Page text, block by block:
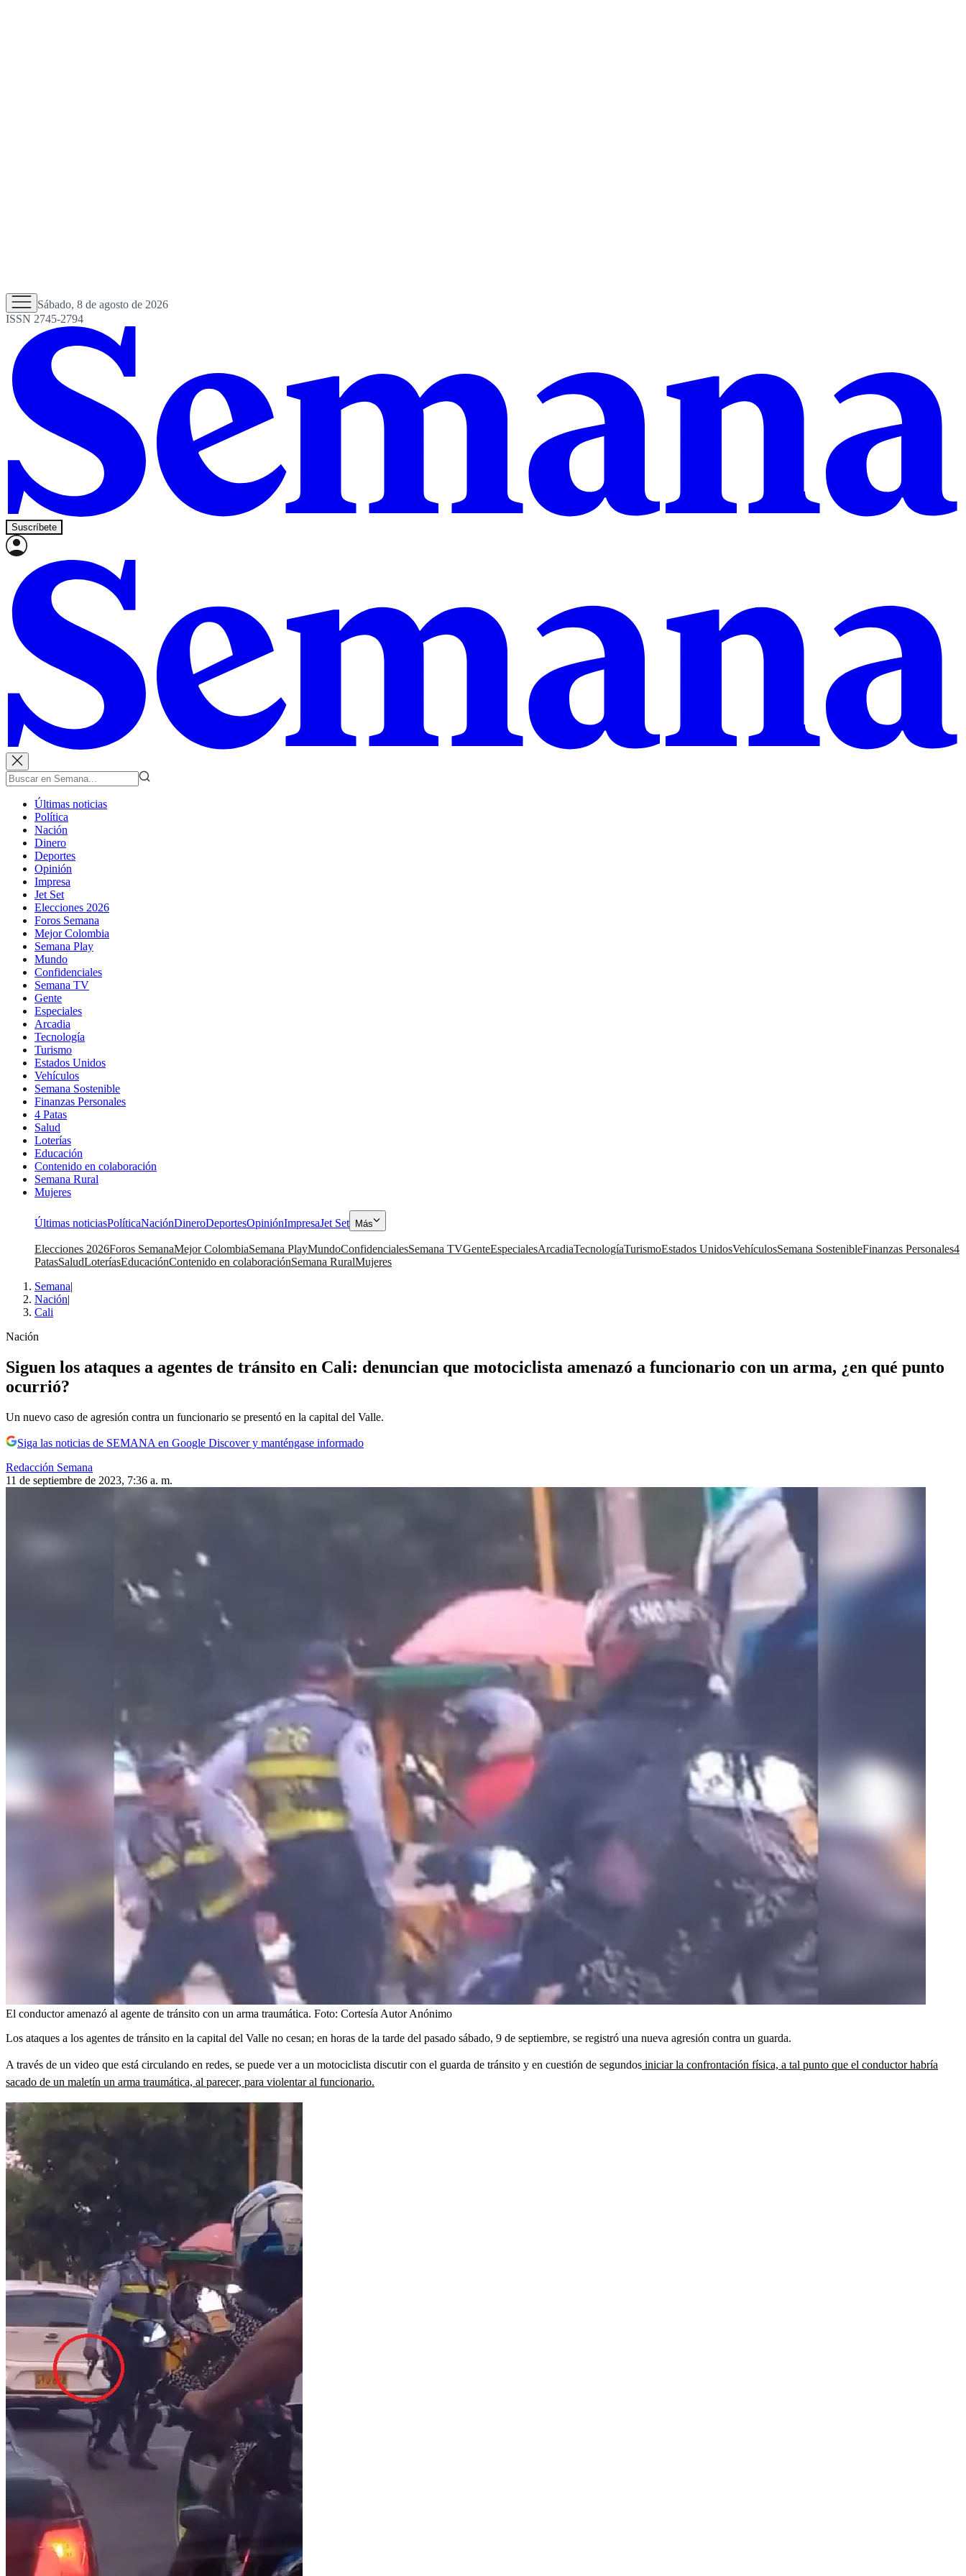
Sábado, 8 de agosto de 2026
ISSN 2745-2794
Suscríbete
Últimas noticias
Política
Nación
Dinero
Deportes
Opinión
Impresa
Jet Set
Elecciones 2026
Foros Semana
Mejor Colombia
Semana Play
Mundo
Confidenciales
Semana TV
Gente
Especiales
Arcadia
Tecnología
Turismo
Estados Unidos
Vehículos
Semana Sostenible
Finanzas Personales
4 Patas
Salud
Loterías
Educación
Contenido en colaboración
Semana Rural
Mujeres
Últimas noticiasPolíticaNaciónDineroDeportesOpiniónImpresaJet Set Más
Elecciones 2026Foros SemanaMejor ColombiaSemana PlayMundoConfidencialesSemana TVGenteEspecialesArcadiaTecnologíaTurismoEstados UnidosVehículosSemana SostenibleFinanzas Personales4
PatasSaludLoteríasEducaciónContenido en colaboraciónSemana RuralMujeres
Semana|
Nación|
Cali
Nación
Siguen los ataques a agentes de tránsito en Cali: denuncian que motociclista amenazó a funcionario con un arma, ¿en qué punto
ocurrió?
Un nuevo caso de agresión contra un funcionario se presentó en la capital del Valle.
Siga las noticias de SEMANA en Google Discover y manténgase informado
Redacción Semana
11 de septiembre de 2023, 7:36 a. m.
El conductor amenazó al agente de tránsito con un arma traumática. Foto: Cortesía Autor Anónimo
Los ataques a los agentes de tránsito en la capital del Valle no cesan; en horas de la tarde del pasado sábado, 9 de septiembre, se registró una nueva agresión contra un guarda.
A través de un video que está circulando en redes, se puede ver a un motociclista discutir con el guarda de tránsito y en cuestión de segundos iniciar la confrontación física, a tal punto que el conductor habría
sacado de un maletín un arma traumática, al parecer, para violentar al funcionario.